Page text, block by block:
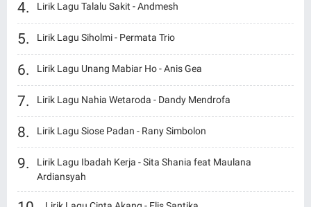
Lirik Lagu Talalu Sakit - Andmesh
Lirik Lagu Siholmi - Permata Trio
Lirik Lagu Unang Mabiar Ho - Anis Gea
Lirik Lagu Nahia Wetaroda - Dandy Mendrofa
Lirik Lagu Siose Padan - Rany Simbolon
Lirik Lagu Ibadah Kerja - Sita Shania feat Maulana
Ardiansyah